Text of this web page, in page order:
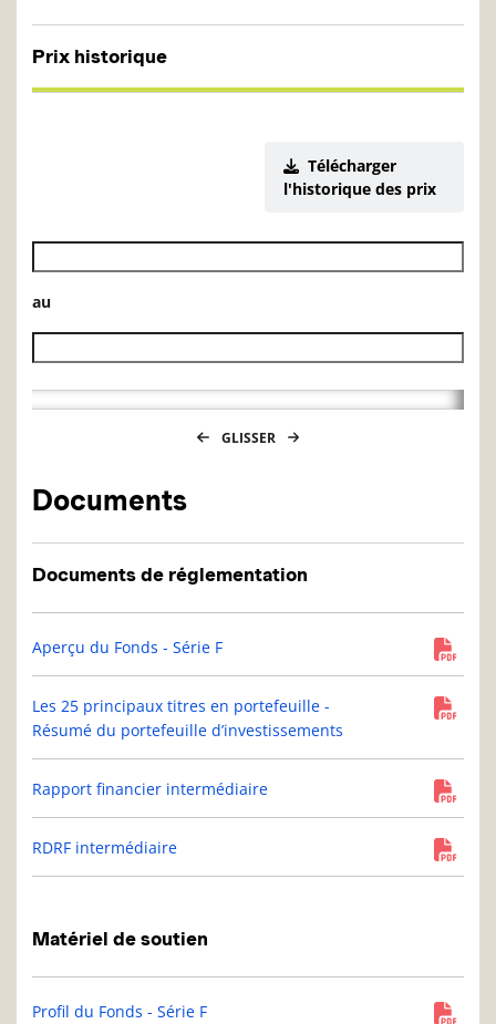
Prix historique
Télécharger
l'historique des prix
Date de début de l’historique des VL
au
Date de fin de l’historique des VL
GLISSER
Documents
Documents de réglementation
Aperçu du Fonds - Série F
Les 25 principaux titres en portefeuille -
Résumé du portefeuille d’investissements
Rapport financier intermédiaire
RDRF intermédiaire
Matériel de soutien
Profil du Fonds - Série F